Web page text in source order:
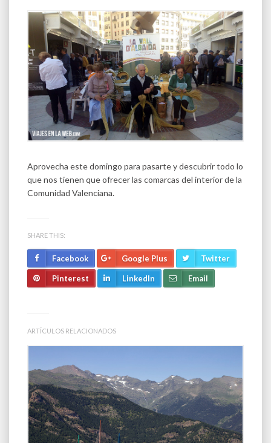
Aprovecha este domingo para pasarte y descubrir todo lo
que nos tienen que ofrecer las comarcas del interior de la
Comunidad Valenciana.
SHARE THIS:
Facebook Google Plus Twitter
Pinterest LinkedIn Email
ARTÍCULOS RELACIONADOS